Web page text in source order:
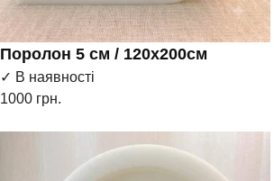
Поролон 5 см / 120х200см
✓ В наявності
1000 грн.